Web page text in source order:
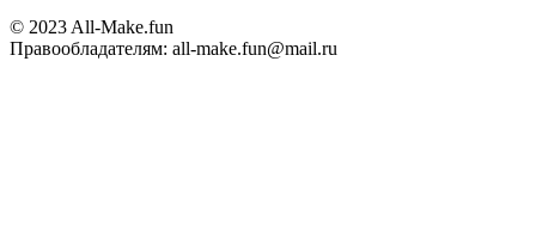
© 2023 All-Make.fun
Правообладателям: all-make.fun@mail.ru